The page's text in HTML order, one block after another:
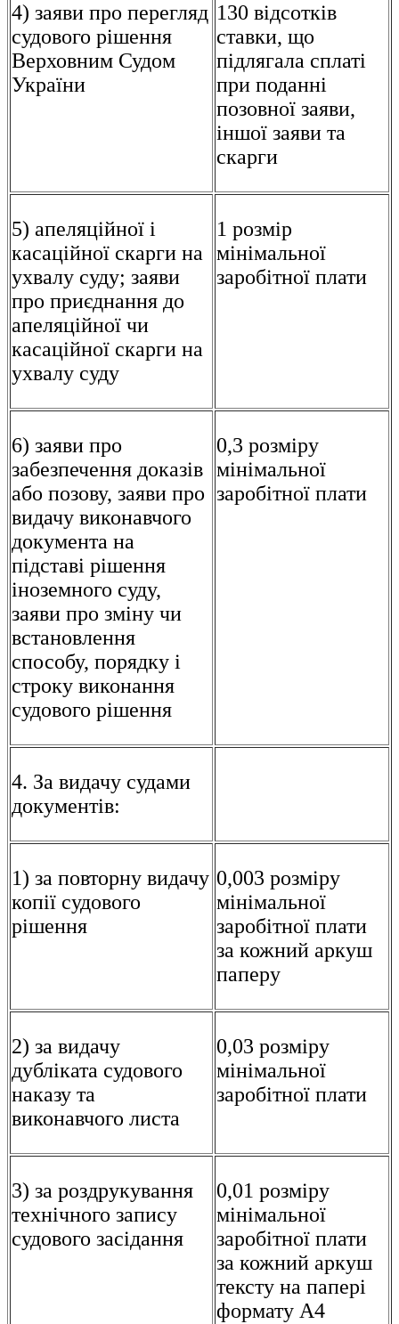
4) заяви про перегляд
судового рішення
Верховним Судом
України
130 відсотків
ставки, що
підлягала сплаті
при поданні
позовної заяви,
іншої заяви та
скарги
5) апеляційної і
касаційної скарги на
ухвалу суду; заяви
про приєднання до
апеляційної чи
касаційної скарги на
ухвалу суду
1 розмір
мінімальної
заробітної плати
6) заяви про
забезпечення доказів
або позову, заяви про
видачу виконавчого
документа на
підставі рішення
іноземного суду,
заяви про зміну чи
встановлення
способу, порядку і
строку виконання
судового рішення
0,3 розміру
мінімальної
заробітної плати
4. За видачу судами
документів:
1) за повторну видачу
копії судового
рішення
0,003 розміру
мінімальної
заробітної плати
за кожний аркуш
паперу
2) за видачу
дубліката судового
наказу та
виконавчого листа
0,03 розміру
мінімальної
заробітної плати
3) за роздрукування
технічного запису
судового засідання
0,01 розміру
мінімальної
заробітної плати
за кожний аркуш
тексту на папері
формату А4